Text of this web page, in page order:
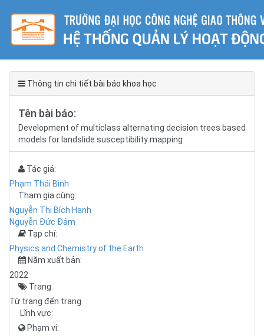
Thông tin chi tiết bài báo khoa học
Tên bài báo:
Development of multiclass alternating decision trees based
models for landslide susceptibility mapping
Tác giả:
Phạm Thái Bình
Tham gia cùng:
Nguyễn Thị Bích Hạnh
Nguyễn Đức Đảm
Tạp chí:
Physics and Chemistry of the Earth
Năm xuất bản:
2022
Trang:
Từ trang đến trang
Lĩnh vực:
Phạm vi: